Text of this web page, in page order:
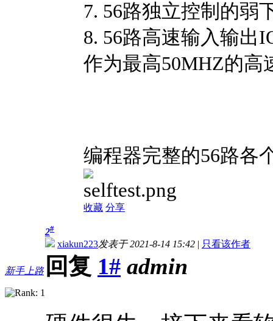
7. 56路独立控制的弱
8. 56路高速输入输出
作为最高50MHZ的高
编程器完整的56路各
收藏 分享
新手上路
2#
xiakun223发表于 2021-8-14 15:42 | 只看该作者
回复 1# admin